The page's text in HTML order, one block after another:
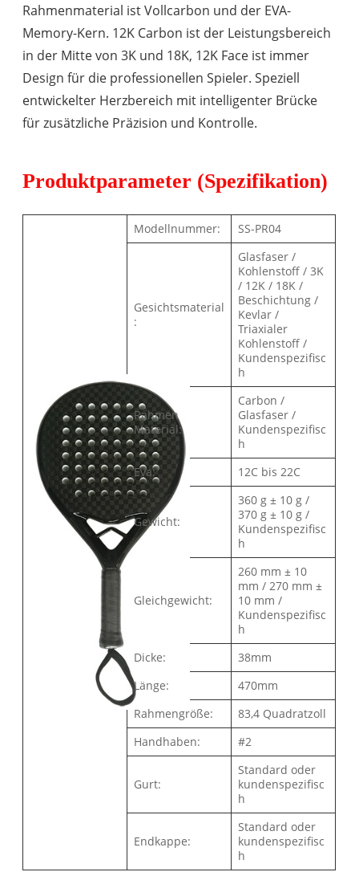
Rahmenmaterial ist Vollcarbon und der EVA-
Memory-Kern. 12K Carbon ist der Leistungsbereich
in der Mitte von 3K und 18K, 12K Face ist immer
Design für die professionellen Spieler. Speziell
entwickelter Herzbereich mit intelligenter Brücke
für zusätzliche Präzision und Kontrolle.
Produktparameter (Spezifikation)
Modellnummer: SS-PR04
Gesichtsmaterial
:
Glasfaser /
Kohlenstoff / 3K
/ 12K / 18K /
Beschichtung /
Kevlar /
Triaxialer
Kohlenstoff /
Kundenspezifisc
h
Rahmen
Material:
Carbon /
Glasfaser /
Kundenspezifisc
h
Eva:
12C bis 22C
Gewicht:
360 g ± 10 g /
370 g ± 10 g /
Kundenspezifisc
h
Gleichgewicht:
260 mm ± 10
mm / 270 mm ±
10 mm /
Kundenspezifisc
h
Dicke:
38mm
Länge:
470mm
Rahmengröße:
83,4 Quadratzoll
Handhaben:
#2
Gurt:
Standard oder
kundenspezifisc
h
Endkappe:
Standard oder
kundenspezifisc
h